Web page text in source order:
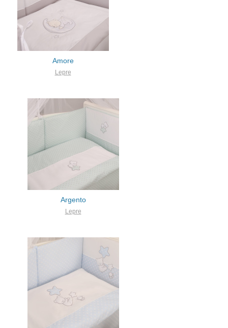
Amore
Lepre
Argento
Lepre